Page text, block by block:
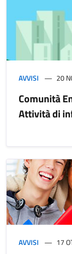
AVVISI 20
Comunità
Attività di
AVVISI 17